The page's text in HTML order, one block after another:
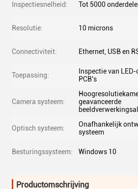
Inspectiesnelheid: Tot 5000
Resolutie: 10 microns
Connectiviteit: Ethernet, USB en
Toepassing:
Inspectie van
PCB's
Camera systeem:
geavanceerde
Optisch systeem:
Onafhankelijk
systeem
Besturingssysteem: Windows 10
Productomschrijving